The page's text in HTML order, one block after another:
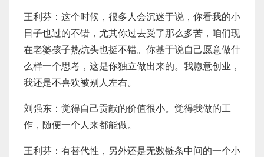
王利芬：这个时候，很多人会沉迷于说，你看我的小
日子也过的不错，尤其你过去受了那么多苦，咱们现
在老婆孩子热炕头也挺不错。你基于说自己愿意做什
么样一个思考，这是你独立做出来的。我愿意创业，
我还是不喜欢被别人左右。
刘强东：觉得自己贡献的价值很小。觉得我做的工
作，随便一个人来都能做。
王利芬：有替代性，另外还是无数链条中间的一个小